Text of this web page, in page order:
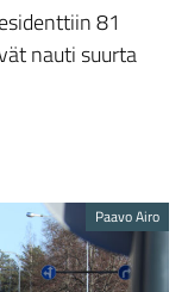
81
nauti suurta
Paavo Airo